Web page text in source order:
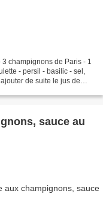
champignons de Paris - 1
- persil - basilic - sel,
de suite le jus de
sauce au